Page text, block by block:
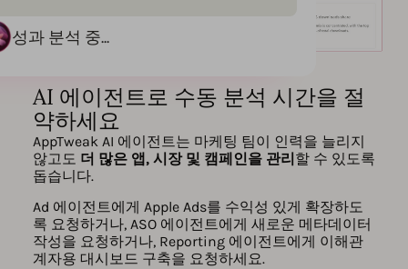
성과 분석 중...
AI 에이전트로 수동 분석 시간을 절
약하세요
AppTweak AI 에이전트는 마케팅 팀이 인력을 늘리지
않고도 더 많은 앱, 시장 및 캠페인을 관리 할 수 있도록
돕습니다.
Ad 에이전트에게 Apple Ads를 수익성 있게 확장하도
록 요청하거나, ASO 에이전트에게 새로운 메타데이터
작성을 요청하거나, Reporting 에이전트에게 이해관
계자용 대시보드 구축을 요청하세요.